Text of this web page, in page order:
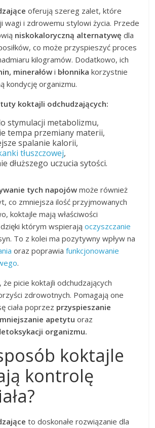
oferują szereg zalet, które
wagi i zdrowemu stylowi życia. Przede
niskokaloryczną alternatywę dla
co może przyspieszyć proces
kilogramów. Dodatkowo, ich
minerałówi błonnika korzystnie
kondycję organizmu.
koktajli odchudzających:
stymulacji metabolizmu,
tempa przemiany materii,
spalanie kalorii,
tłuszczowej,
dłuższego uczucia sytości.
tych napojów może również
co zmniejsza ilość przyjmowanych
koktajle mają właściwości
którym wspierająoczyszczanie
To z kolei ma pozytywny wpływ na
oraz poprawiafunkcjonowanie
.
picie koktajli odchudzających
zdrowotnych. Pomagają one
ciała poprzez przyspieszanie
apetytu oraz
organizmu.
koktajle
kontrolę
to doskonałe rozwiązanie dla